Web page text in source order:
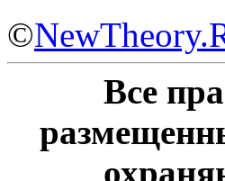
©
Все